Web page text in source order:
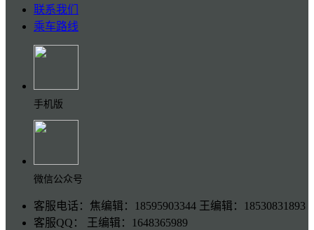
联系我们
乘车路线
手机版
微信公众号
客服电话：焦编辑：18595903344 王编辑：18530831893
客服QQ： 王编辑：1648365989